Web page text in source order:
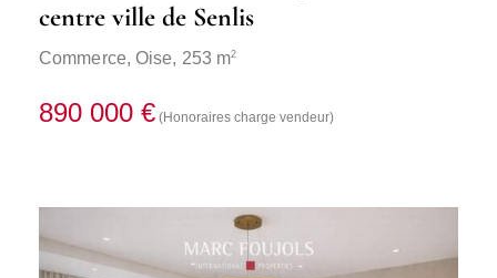
centre ville de Senlis
Commerce, Oise, 253 m2
890 000 € (Honoraires charge vendeur)